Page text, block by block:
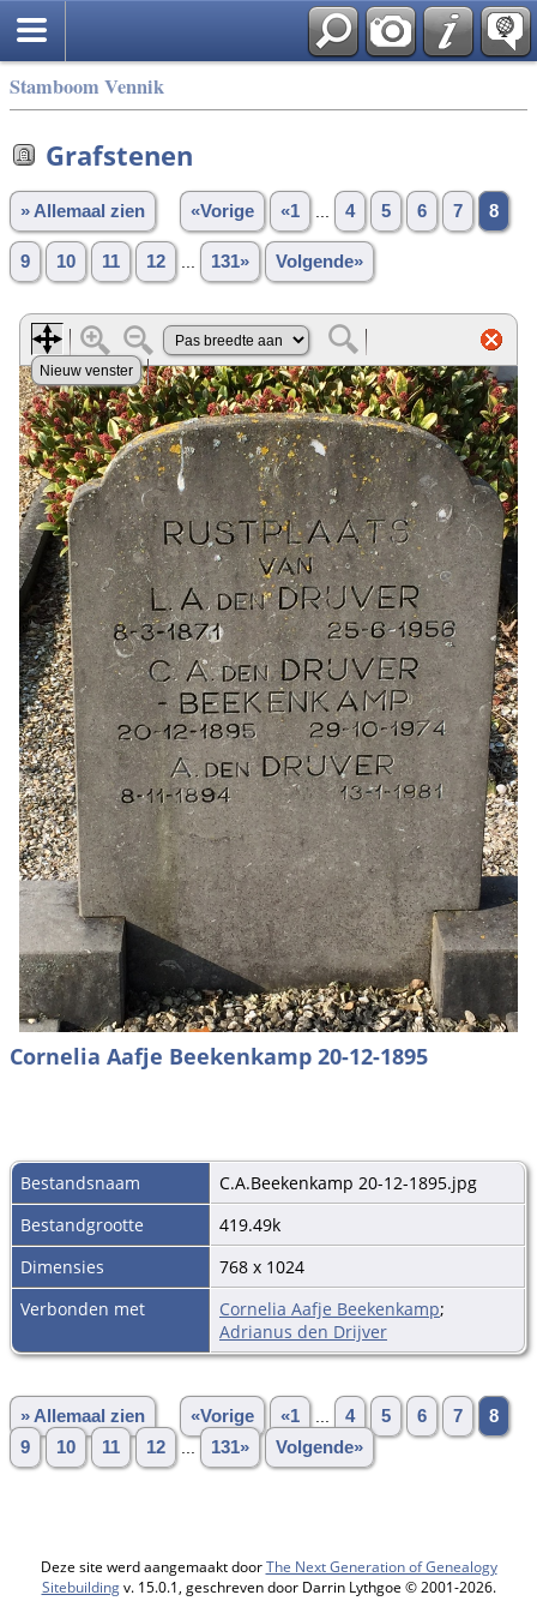
Stamboom Vennik
Grafstenen
» Allemaal zien «Vorige «1 4 5 6 7 8
9 10 11 12 131» Volgende»
Cornelia Aafje Beekenkamp 20-12-1895
Bestandsnaam
C.A.Beekenkamp 20-12-1895.jpg
Bestandgrootte
419.49k
Dimensies
768 x 1024
Verbonden met
Cornelia Aafje Beekenkamp;
Adrianus den Drijver
» Allemaal zien «Vorige «1 4 5 6 7
8
9
10 11 12 131» Volgende»
Deze site werd aangemaakt doorThe Next Generation of Genealogy
Sitebuildingv. 15.0.1, geschreven door Darrin Lythgoe © 2001-2026.